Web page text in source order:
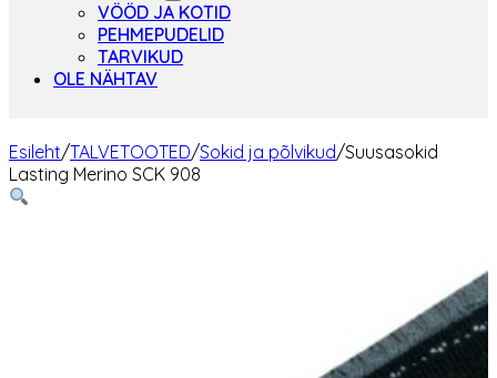
VÖÖD JA KOTID
PEHMEPUDELID
TARVIKUD
OLE NÄHTAV
Esileht/TALVETOOTED/Sokid ja põlvikud/Suusasokid
Lasting Merino SCK 908